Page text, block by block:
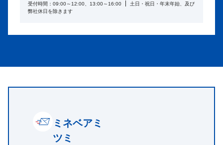
受付時間：09:00～12:00、13:00～16:00
土日・祝日・年末年始、及び
弊社休日を除きます
ミネベアミ
ツミ